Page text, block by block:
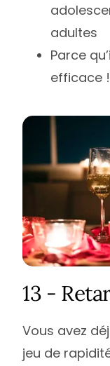
adultes
Parce
efficace !
13 -
Vous avez
jeu de